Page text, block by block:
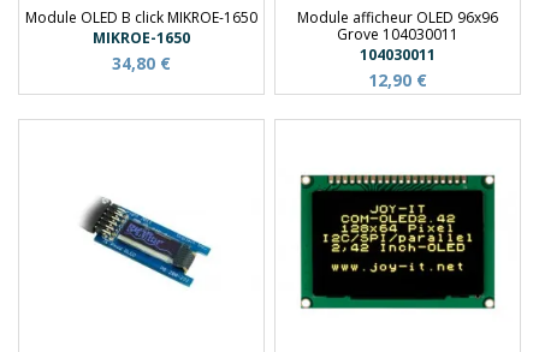
Module OLED B click MIKROE-1650
MIKROE-1650
34,80 €
Module afficheur OLED 96x96
Grove 104030011
104030011
12,90 €